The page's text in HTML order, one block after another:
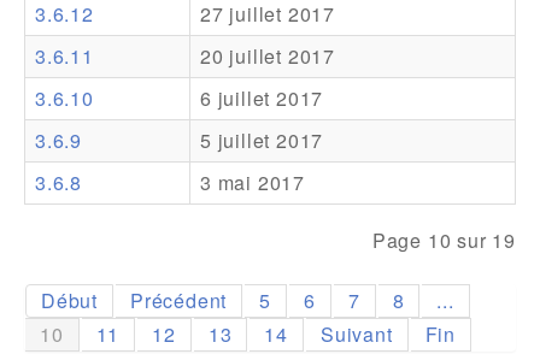
Support
Forum
Support Pro
3.6.12
27 juillet 2017
3.6.11
20 juillet 2017
3.6.10
6 juillet 2017
3.6.9
5 juillet 2017
3.6.8
3 mai 2017
Page 10 sur 19
Début Précédent 5 6 7 8
...
10
11 12 13 14 Suivant Fin